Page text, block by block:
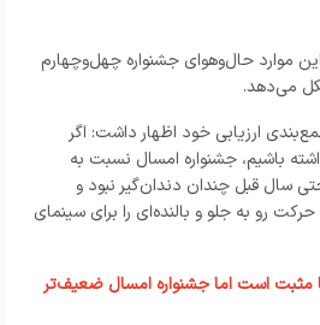
موارد حال‌وهوای جشنواره چهل‌وچهارم
می‌دهد.
ارزیابی خود اظهار داشت: اگر
باشیم، جشنواره امسال نسبت به
سال قبل چندان دندان‌گیر نبود و
رو به جلو و بالنده‌ای را برای سینمای
مثبت است اما جشنواره امسال ضعیف‌تر